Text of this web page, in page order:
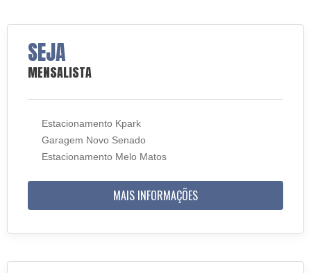
SEJA
MENSALISTA
Estacionamento Kpark
Garagem Novo Senado
Estacionamento Melo Matos
MAIS INFORMAÇÕES